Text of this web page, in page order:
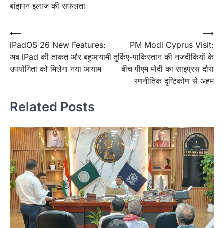
बांझपन इलाज की सफलता
Post
navigation
⟵
iPadOS 26 New Features:
अब iPad की ताकत और बहुआयामी
उपयोगिता को मिलेगा नया आयाम
PM Modi Cyprus Visit:
तुर्किए-पाकिस्तान की नजदीकियों के
बीच पीएम मोदी का साइप्रस दौरा
रणनीतिक दृष्टिकोण से अहम
⟶
Related Posts